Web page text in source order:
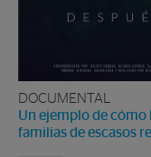
DOCUMENTAL
Un ejemplo de cómo
familias de escasos